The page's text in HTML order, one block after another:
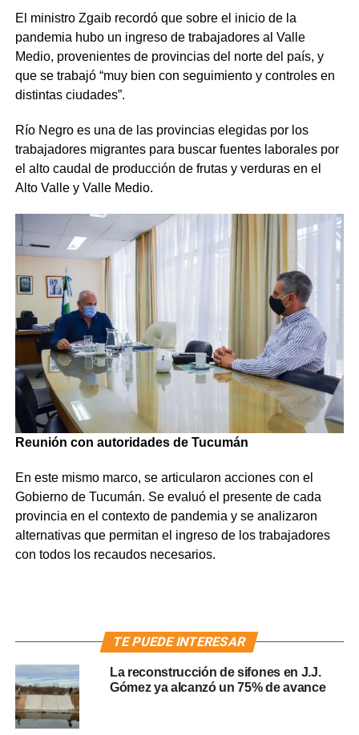
El ministro Zgaib recordó que sobre el inicio de la
pandemia hubo un ingreso de trabajadores al Valle
Medio, provenientes de provincias del norte del país, y
que se trabajó “muy bien con seguimiento y controles en
distintas ciudades”.
Río Negro es una de las provincias elegidas por los
trabajadores migrantes para buscar fuentes laborales por
el alto caudal de producción de frutas y verduras en el
Alto Valle y Valle Medio.
Reunión con autoridades de Tucumán
En este mismo marco, se articularon acciones con el
Gobierno de Tucumán. Se evaluó el presente de cada
provincia en el contexto de pandemia y se analizaron
alternativas que permitan el ingreso de los trabajadores
con todos los recaudos necesarios.
TE PUEDE INTERESAR
La reconstrucción de sifones en J.J.
Gómez ya alcanzó un 75% de avance